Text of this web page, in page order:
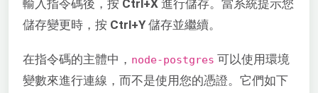
輸入指令碼後，按 Ctrl+X 進行儲存。當系統提示您
儲存變更時，按 Ctrl+Y 儲存並繼續。
在指令碼的主體中， node-postgres 可以使用環境
變數來進行連線，而不是使用您的憑證。它們如下